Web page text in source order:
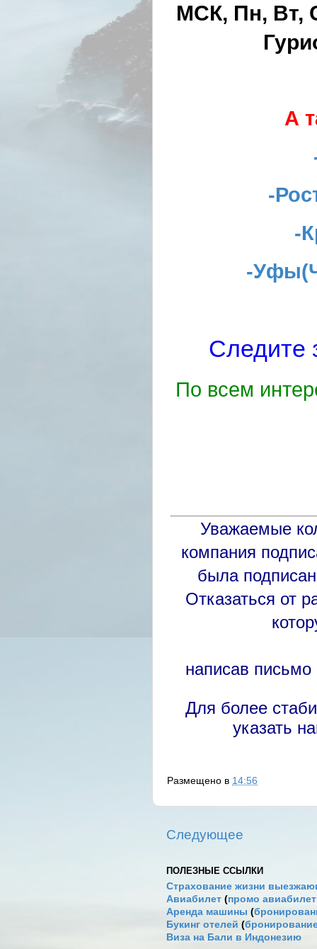
МСК, Пн, Вт,
А
-
-
-
Следите
По всем
Уважаемые
компания
была
Отказаться от
написав
Для более
указать
Размещено в 14:56
Следующее
ПОЛЕЗНЫЕ ССЫЛКИ
Страхование жизни
Авиабилет (промо
Аренда машины (
Букинг отелей (
Виза на Бали в Индонезию